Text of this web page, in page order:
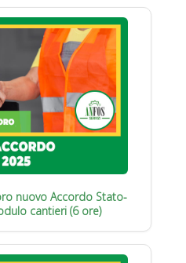
nuovo Accordo Stato-
cantieri (6 ore)